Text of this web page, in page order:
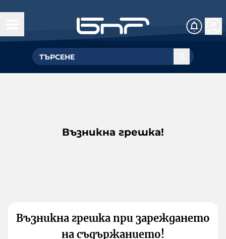
Възникна грешка!
Възникна грешка при зареждането
на съдържанието!